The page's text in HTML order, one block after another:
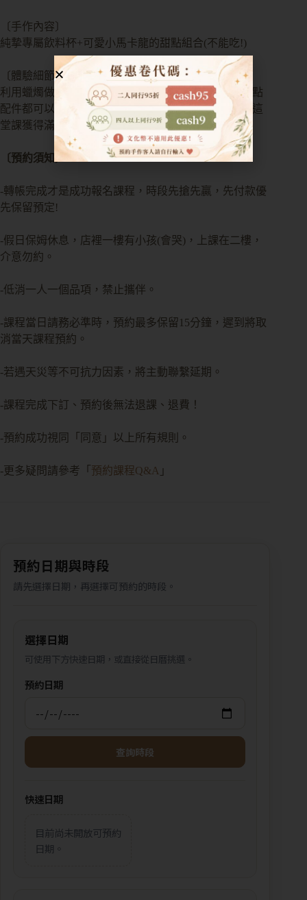
〔手作內容〕
純摯專屬飲料杯+可愛小馬卡龍的甜點組合(不能吃!)
〔體驗細節〕
利用蠟燭做出擬真飲料及馬卡龍甜點，不僅顏色、甜點
配件都可以自由選擇，想體驗最多蠟蠋技術都可以在這
堂課獲得滿足。
〔預約須知〕
-轉帳完成才是成功報名課程，時段先搶先贏，先付款優
先保留預定!
-假日保姆休息，店裡一樓有小孩(會哭)，上課在二樓，
介意勿約。
-低消一人一個品項，禁止攜伴。
-課程當日請務必準時，預約最多保留15分鐘，遲到將取
消當天課程預約。
-若遇天災等不可抗力因素，將主動聯繫延期。
-課程完成下訂、預約後無法退課、退費！
-預約成功視同「同意」以上所有規則。
-更多疑問請參考「 預約課程Q&A
預約日期與時段
請先選擇日期，再選擇可預約的時段。
選擇日期
可使用下方快速日期，或直接從日曆挑選。
預約日期
查詢時段
快速日期
目前尚未開放可預約
日期。